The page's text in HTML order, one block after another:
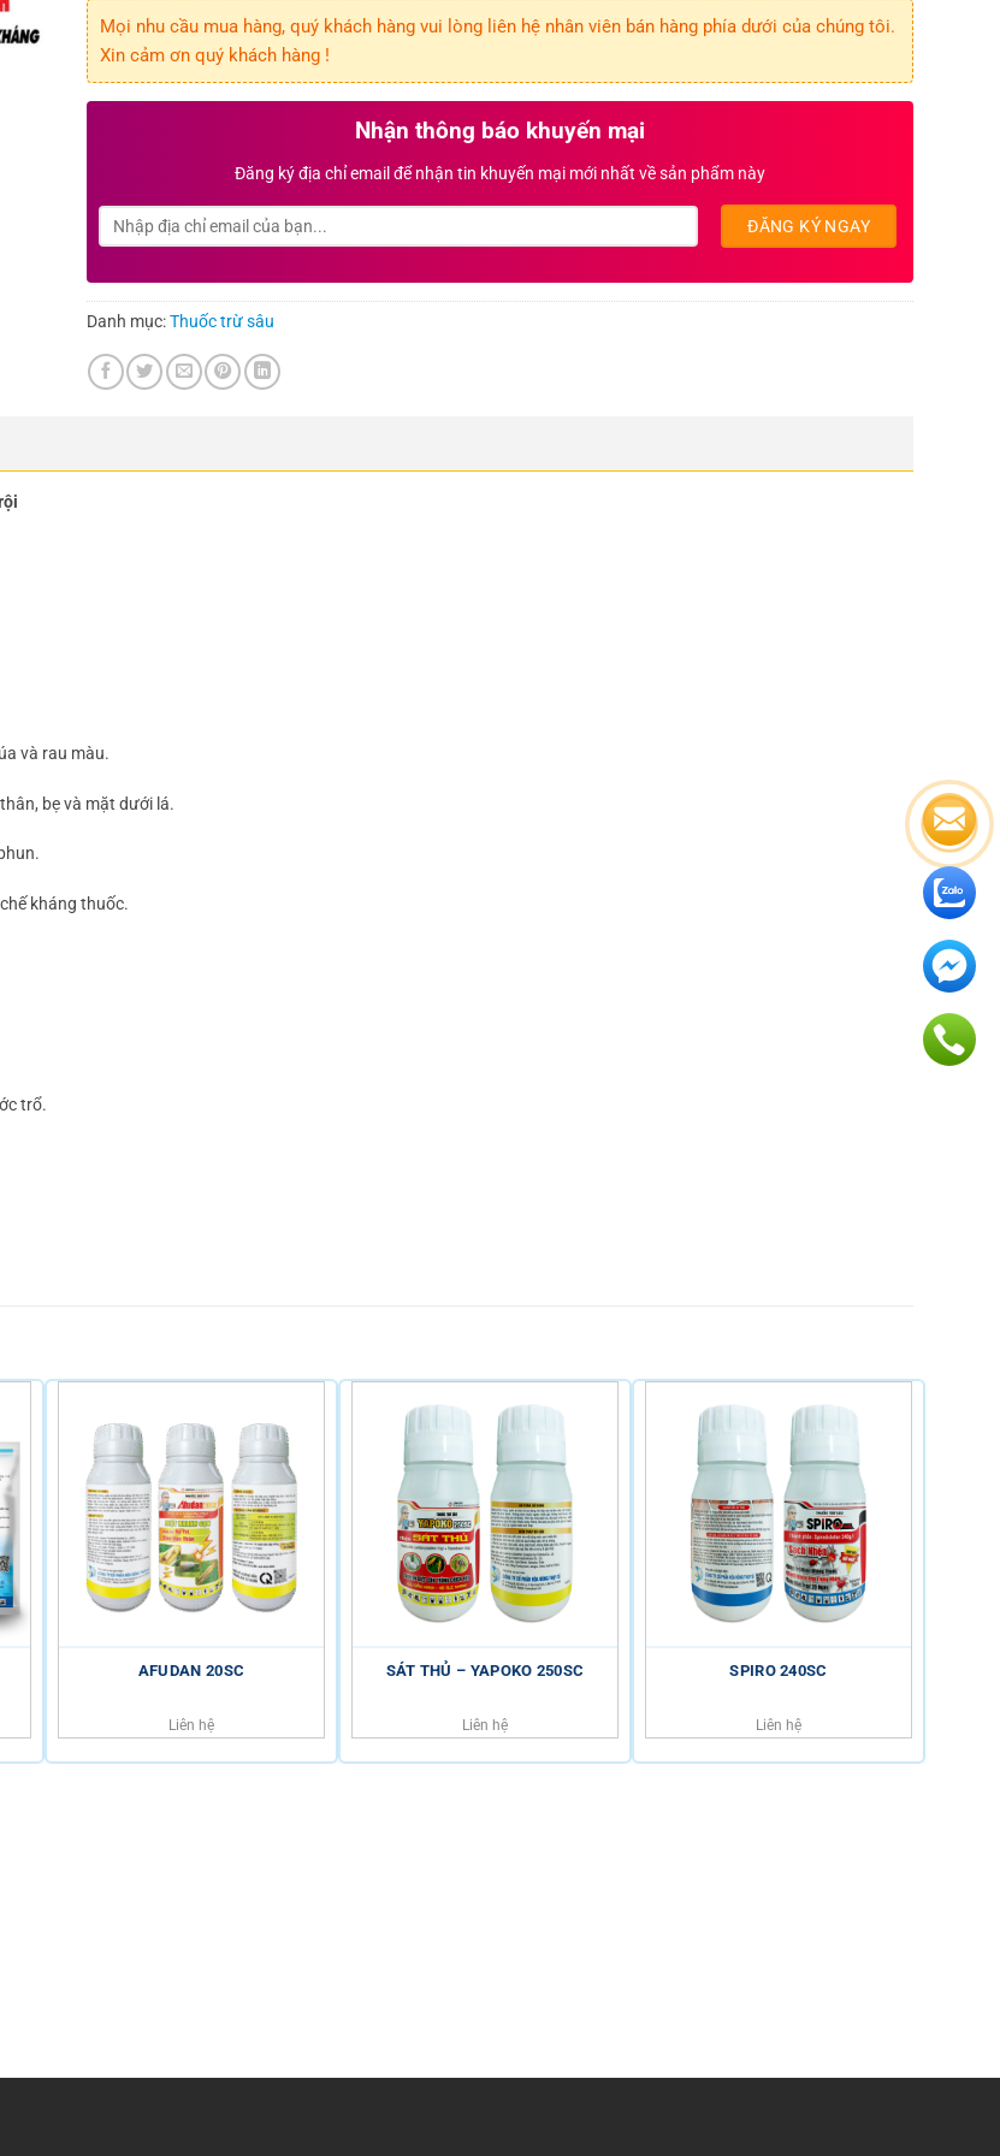
Mọi nhu cầu mua hàng, quý khách hàng vui lòng liên hệ nhân viên bán hàng phía dưới của chúng tôi.
Xin cảm ơn quý khách hàng !
Nhận thông báo khuyến mại
Đăng ký địa chỉ email để nhận tin khuyến mại mới nhất về sản phẩm này
Danh mục:Thuốc trừ sâu
và rau màu.
bẹ và mặt dưới lá.
kháng thuốc.
trổ.
AFUDAN 20SC
Liên hệ
SÁT THỦ – YAPOKO 250SC
Liên hệ
SPIRO 240SC
Liên hệ